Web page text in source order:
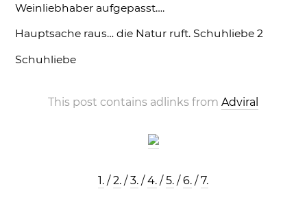
Weinliebhaber aufgepasst….
Hauptsache raus… die Natur ruft. Schuhliebe 2
Schuhliebe
This post contains adlinks fromAdviral
1. /2. /3. /4. /5. /6. /7.